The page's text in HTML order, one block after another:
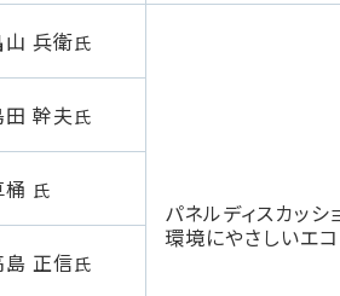
山 兵衛氏
パネルディスカッシ
環境にやさしいエ
田 幹夫氏
桶 氏
島 正信氏